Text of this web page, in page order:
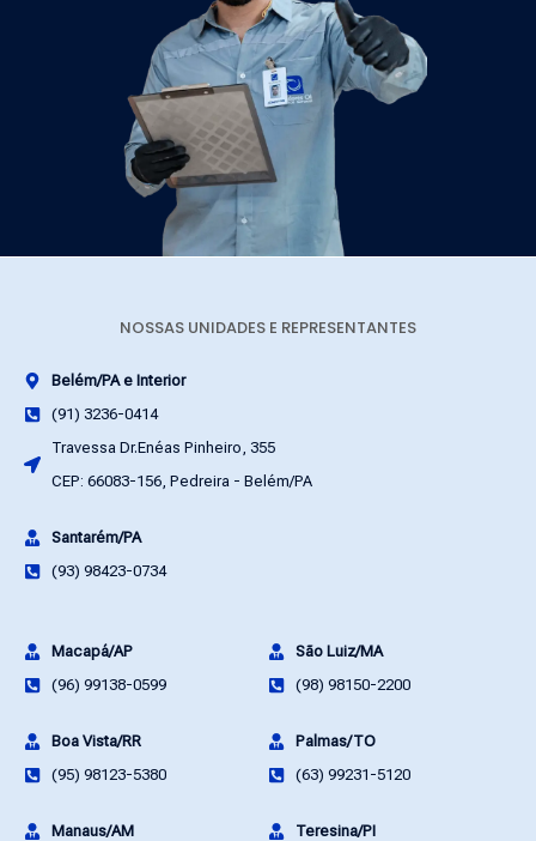
NOSSAS UNIDADES E REPRESENTANTES
Belém/PA e Interior
(91) 3236-0414
Travessa Dr.Enéas Pinheiro, 355
CEP: 66083-156, Pedreira - Belém/PA
Santarém/PA
(93) 98423-0734
Macapá/AP
(96) 99138-0599
São Luiz/MA
(98) 98150-2200
Boa Vista/RR
(95) 98123-5380
Palmas/TO
(63) 99231-5120
Manaus/AM
Teresina/PI